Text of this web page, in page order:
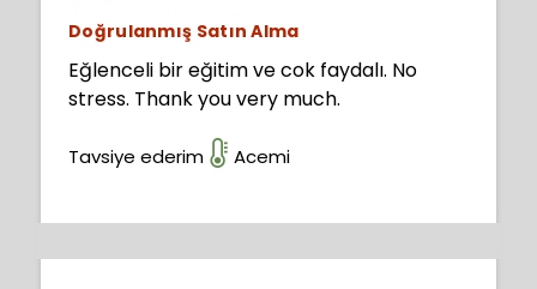
Doğrulanmış Satın Alma
Eğlenceli bir eğitim ve cok faydalı. No
stress. Thank you very much.
Tavsiye ederim Acemi